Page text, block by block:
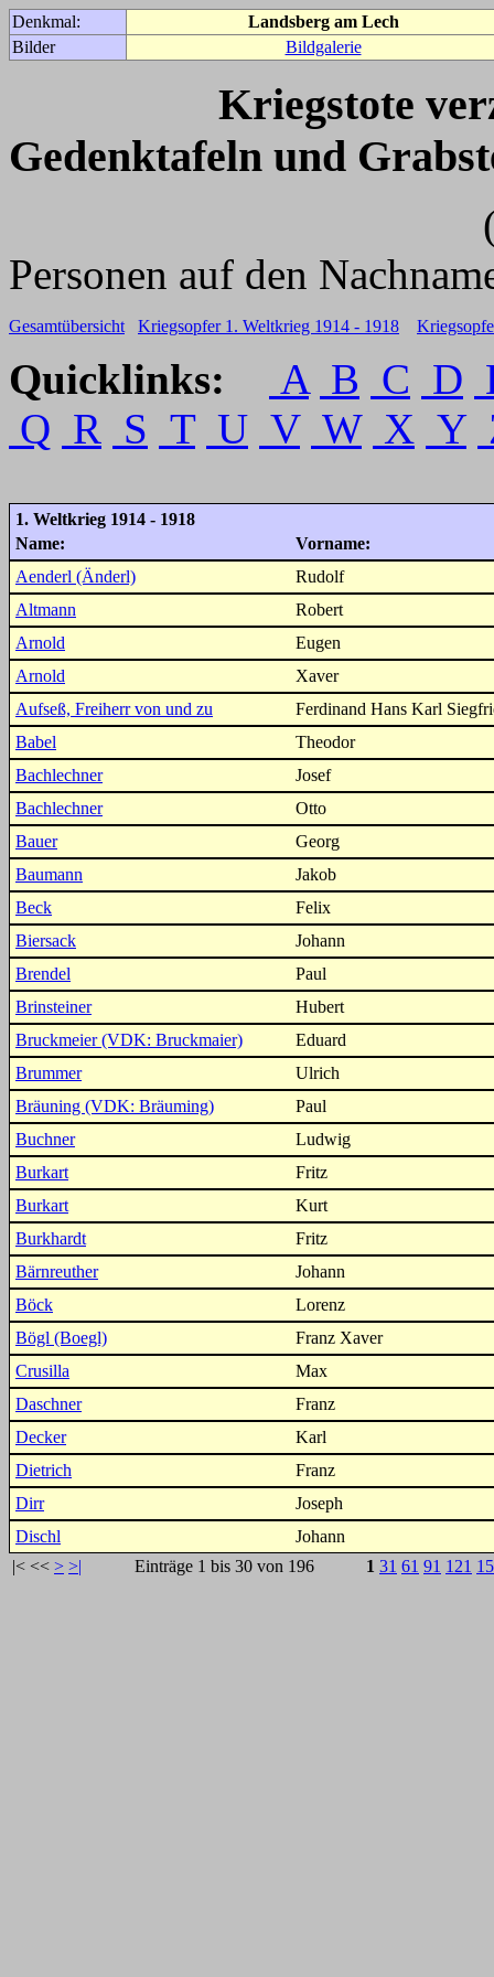
Denkmal:
Landsberg am Lech
Bilder
Bildgalerie
Kriegstote
Gedenktafeln und
(Für weitere
Personen auf den
Gesamtübersicht Kriegsopfer 1. Weltkrieg 1914 - 1918
Quicklinks: A B C D
Q R S T U V W X Y
1. Weltkrieg 1914 - 1918
Name:
Vorname:
Aenderl (Änderl)
Rudolf
Altmann
Robert
Arnold
Eugen
Arnold
Xaver
Aufseß, Freiherr von und zu
Ferdinand Hans Karl
Babel
Theodor
Bachlechner
Josef
Bachlechner
Otto
Bauer
Georg
Baumann
Jakob
Beck
Felix
Biersack
Johann
Brendel
Paul
Brinsteiner
Hubert
Bruckmeier (VDK: Bruckmaier)
Eduard
Brummer
Ulrich
Bräuning (VDK: Bräuming)
Paul
Buchner
Ludwig
Burkart
Fritz
Burkart
Kurt
Burkhardt
Fritz
Bärnreuther
Johann
Böck
Lorenz
Bögl (Boegl)
Franz Xaver
Crusilla
Max
Daschner
Franz
Decker
Karl
Dietrich
Franz
Dirr
Joseph
Dischl
Johann
|< << > >| Einträge 1 bis 30 von 196 1 31 61 91 121